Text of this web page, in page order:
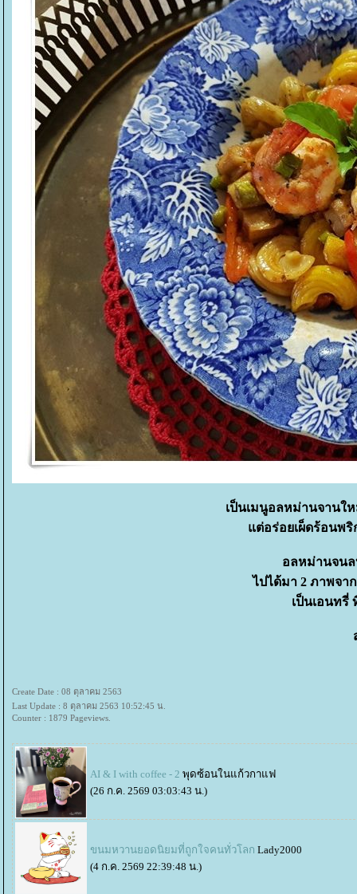
เป็นเมนูอลหม่านจานใ
ต่อร่อยเผ็ดร้อนพริ
อลหม่านจนล
ไปได้มา 2 ภาพจา
เป็นเอนท
Create Date : 08 ตุลาคม 2563
Last Update : 8 ตุลาคม 2563 10:52:45 น.
Counter : 1879 Pageviews.
AI & I with coffee - 2 พุดซ้อนในแก้วกาแฟ
(26 ก.ค. 2569 03:03:43 น.)
ขนมหวานยอดนิยมที่ถูกใจคนทั่วโลก Lady2000
(4 ก.ค. 2569 22:39:48 น.)